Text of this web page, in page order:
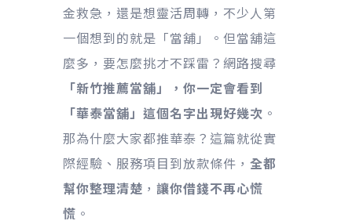
金救急，還是想靈活周轉，不少人第
一個想到的就是「當舖」。但當舖這
麼多，要怎麼挑才不踩雷？網路搜尋
「新竹推薦當舖」，你一定會看到
「華泰當舖」這個名字出現好幾次 。
那為什麼大家都推華泰？這篇就從實
際經驗、服務項目到放款條件， 全都
幫你整理清楚 ， 讓你借錢不再心慌
慌 。